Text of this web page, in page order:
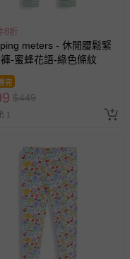
8折
meters - 休閒腰鬆緊
-蜜蜂花語-綠色條紋
完
$449
1